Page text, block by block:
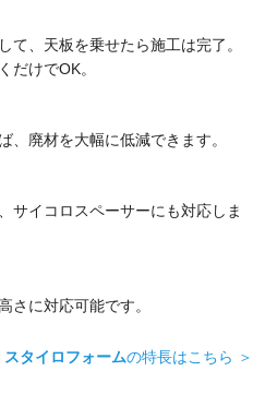
て、天板を乗せたら施工は完了。
だけでOK。
、廃材を大幅に低減できます。
サイコロスペーサーにも対応しま
さに対応可能です。
スタイロフォームの特長はこちら ＞